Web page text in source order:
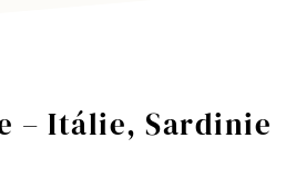
– Itálie, Sardinie